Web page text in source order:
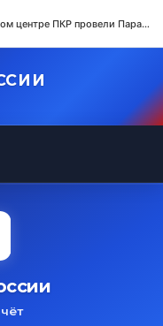
В демонстрационно-просветительском центре ПКР провели Паралимпийский урок в рамках Недели инклюзивного спорта Всероссийского марафона «Сила России»